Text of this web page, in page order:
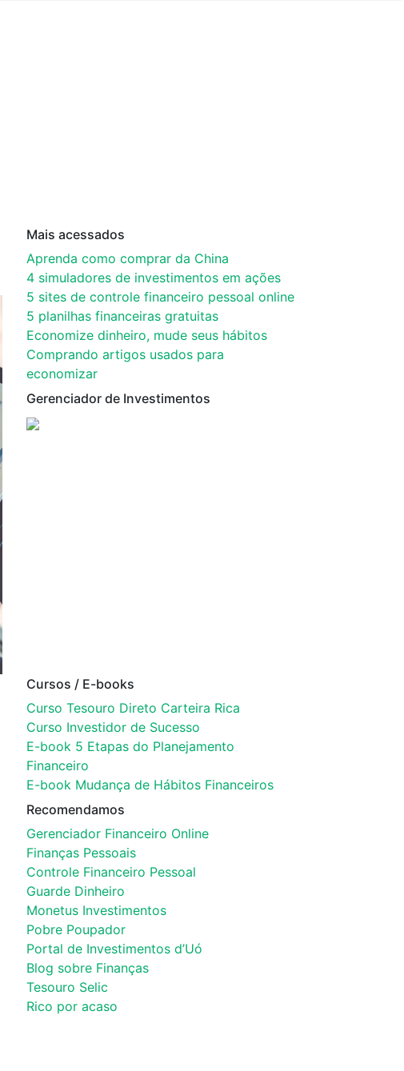
Mais acessados
Aprenda como comprar da China
4 simuladores de investimentos em ações
5 sites de controle financeiro pessoal online
5 planilhas financeiras gratuitas
Economize dinheiro, mude seus hábitos
Comprando artigos usados para
economizar
Gerenciador de Investimentos
Cursos / E-books
Curso Tesouro Direto Carteira Rica
Curso Investidor de Sucesso
E-book 5 Etapas do Planejamento
Financeiro
E-book Mudança de Hábitos Financeiros
Recomendamos
Gerenciador Financeiro Online
Finanças Pessoais
Controle Financeiro Pessoal
Guarde Dinheiro
Monetus Investimentos
Pobre Poupador
Portal de Investimentos d’Uó
Blog sobre Finanças
Tesouro Selic
Rico por acaso